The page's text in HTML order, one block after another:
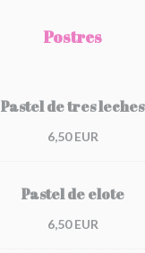
Postres
Pastel de tres leches
6,50 EUR
Pastel de elote
6,50 EUR